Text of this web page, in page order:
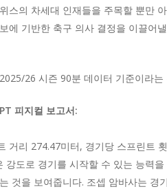
스의 차세대 인재들을 주목할 뿐만
에 기반한 축구 의사 결정을 이끌어
26 시즌 90분 데이터 기준이라는
피지컬 보고서:
거리 274.47미터, 경기당 스프린트
강도로 경기를 시작할 수 있는 능력
것을 보여줍니다. 조셉 암바사는